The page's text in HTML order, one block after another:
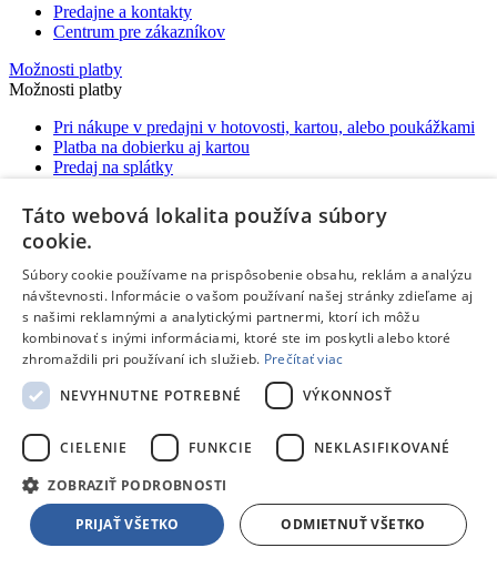
Predajne a kontakty
Centrum pre zákazníkov
Možnosti platby
Možnosti platby
Pri nákupe v predajni v hotovosti, kartou, alebo poukážkami
Platba na dobierku aj kartou
Predaj na splátky
Elektronické poukážky Edenrede-ticket, Cashback World a
Euronics
Platba online cez internet:
Možnosti doručenia
Možnosti doručenia
Expresné doručenie kuriérom
Packeta - výdajné miesta a Z-BOXy
Doručenie do Česka
Táto webová lokalita používa súbory
cookie.
Súbory cookie používame na prispôsobenie obsahu, reklám a analýzu
návštevnosti. Informácie o vašom používaní našej stránky zdieľame aj
s našimi reklamnými a analytickými partnermi, ktorí ich môžu
kombinovať s inými informáciami, ktoré ste im poskytli alebo ktoré
zhromaždili pri používaní ich služieb. Prečítať viac
NEVYHNUTNE POTREBNÉ
VÝKONNOSŤ
CIELENIE FUNKCIE NEKLASIFIKOVANÉ
ZOBRAZIŤ PODROBNOSTI
PRIJAŤ VŠETKO ODMIETNUŤ VŠETKO